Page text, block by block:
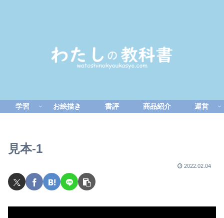
学習 お絵描き 書評 商品紹介 運営
見本-1
2022.02.04